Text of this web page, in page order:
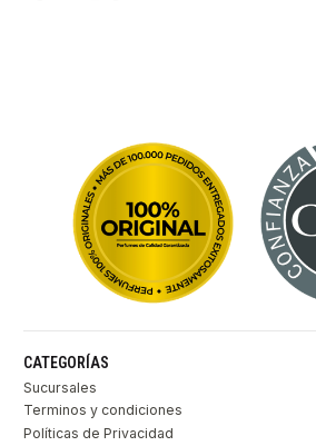
CATEGORÍAS
Sucursales
Terminos y condiciones
Políticas de Privacidad